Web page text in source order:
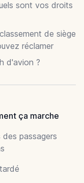
sont vos droits
de siège
réclamer
d'avion ?
ça marche
des passagers